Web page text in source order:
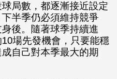
局數，都逐漸接近設定
半季仍必須維持競爭
後。隨著球季持續進
場先發機會，只要能穩
自己對本季最大的期